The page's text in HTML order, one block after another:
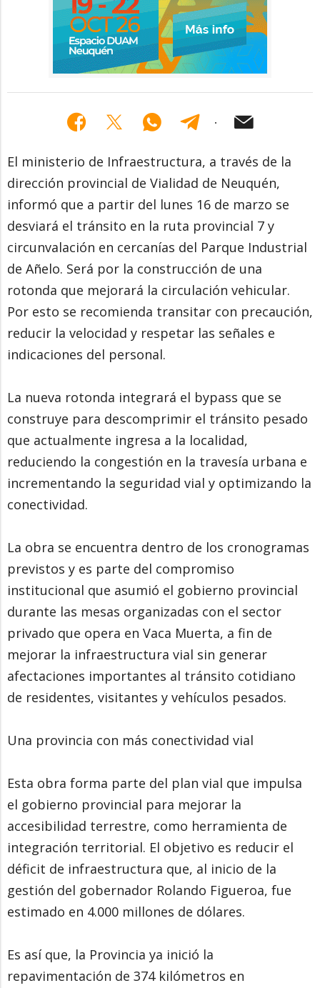
El ministerio de Infraestructura, a través de la
dirección provincial de Vialidad de Neuquén,
informó que a partir del lunes 16 de marzo se
desviará el tránsito en la ruta provincial 7 y
circunvalación en cercanías del Parque Industrial
de Añelo. Será por la construcción de una
rotonda que mejorará la circulación vehicular.
Por esto se recomienda transitar con precaución,
reducir la velocidad y respetar las señales e
indicaciones del personal.
La nueva rotonda integrará el bypass que se
construye para descomprimir el tránsito pesado
que actualmente ingresa a la localidad,
reduciendo la congestión en la travesía urbana e
incrementando la seguridad vial y optimizando la
conectividad.
La obra se encuentra dentro de los cronogramas
previstos y es parte del compromiso
institucional que asumió el gobierno provincial
durante las mesas organizadas con el sector
privado que opera en Vaca Muerta, a fin de
mejorar la infraestructura vial sin generar
afectaciones importantes al tránsito cotidiano
de residentes, visitantes y vehículos pesados.
Una provincia con más conectividad vial
Esta obra forma parte del plan vial que impulsa
el gobierno provincial para mejorar la
accesibilidad terrestre, como herramienta de
integración territorial. El objetivo es reducir el
déficit de infraestructura que, al inicio de la
gestión del gobernador Rolando Figueroa, fue
estimado en 4.000 millones de dólares.
Es así que, la Provincia ya inició la
repavimentación de 374 kilómetros en